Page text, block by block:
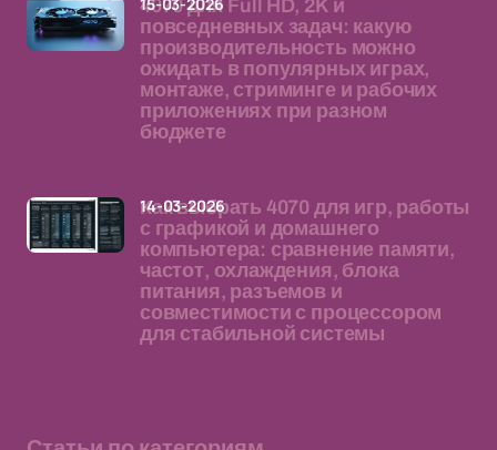
4070 для Full HD, 2K и
повседневных задач: какую
производительность можно
ожидать в популярных играх,
монтаже, стриминге и рабочих
приложениях при разном
бюджете
Как выбрать 4070 для игр, работы
с графикой и домашнего
компьютера: сравнение памяти,
частот, охлаждения, блока
питания, разъемов и
совместимости с процессором
для стабильной системы
14-03-2026